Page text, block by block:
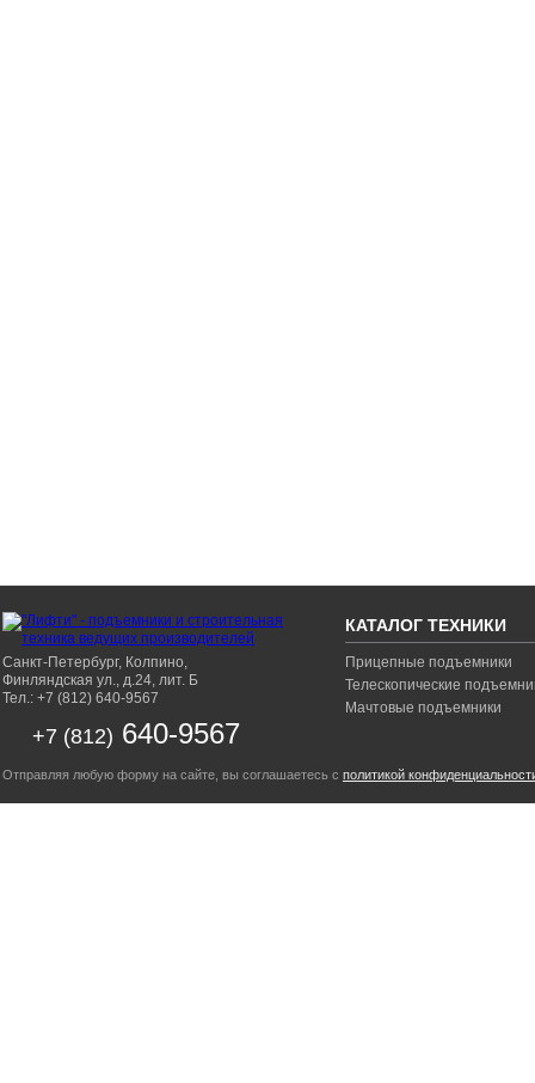
Санкт-Петербург, Колпино,
Финляндская ул., д.24, лит. Б
Тел.: +7 (812) 640-9567
+7 (812) 640-9567
КАТАЛОГ ТЕХНИКИ
Прицепные подъемники
Телескопические
Мачтовые подъемники
Отправляя любую форму на сайте, вы соглашаетесь с политикой